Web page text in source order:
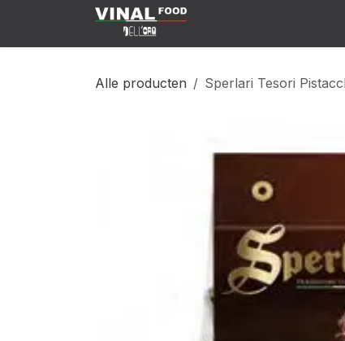
Overslaan naar inhoud
Alle producten Sperlari Tesori